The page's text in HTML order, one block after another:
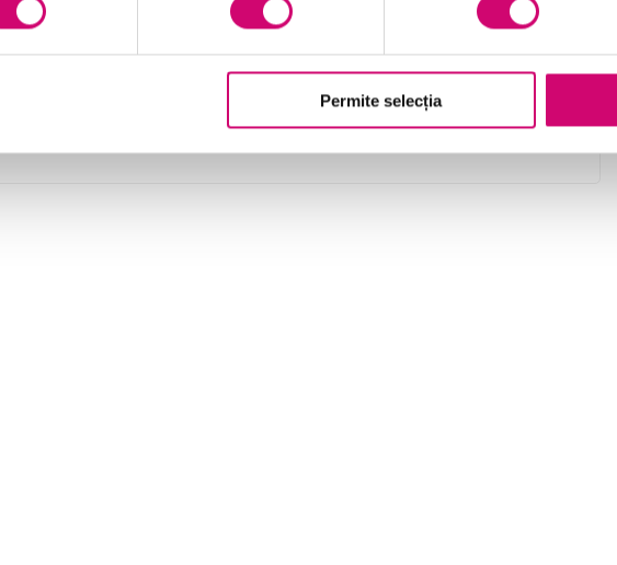
Permite selecția
baza rezultatelor unei evaluări a alinierii
valorilor
cu
identificarea oportunităților de a provoca sau
de a extinde perspectiva clientului cu privire la